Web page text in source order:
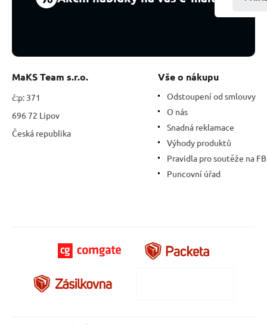
MaKS Team s.r.o.
č:p: 371
696 72 Lipov
Česká republika
Vše o nákupu
Odstoupení od smlouvy
O nás
Snadná reklamace
Výhody produktů
Pravidla pro soutěže na FB
Puncovní úřad